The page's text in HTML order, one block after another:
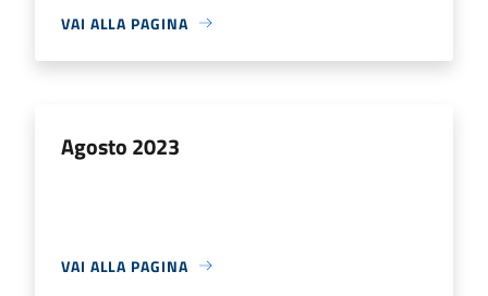
VAI ALLA PAGINA
Agosto 2023
VAI ALLA PAGINA